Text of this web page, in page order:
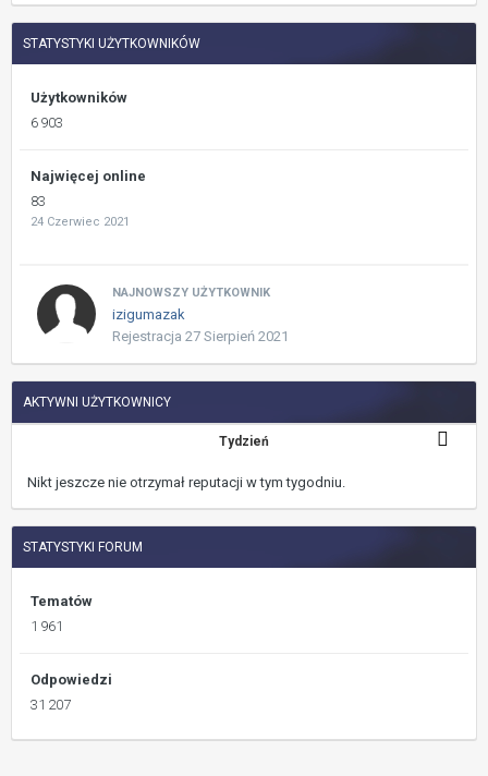
STATYSTYKI UŻYTKOWNIKÓW
Użytkowników
6 903
Najwięcej online
83
24 Czerwiec 2021
NAJNOWSZY UŻYTKOWNIK
izigumazak
Rejestracja 27 Sierpień 2021
AKTYWNI UŻYTKOWNICY
Tydzień
Nikt jeszcze nie otrzymał reputacji w tym tygodniu.
STATYSTYKI FORUM
Tematów
1 961
Odpowiedzi
31 207